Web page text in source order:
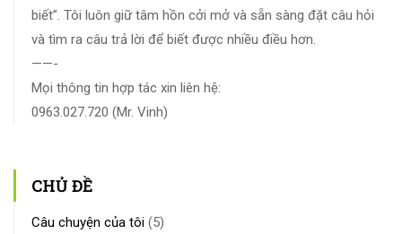
biết”. Tôi luôn giữ tâm hồn cởi mở và sẵn sàng đặt câu hỏi
và tìm ra câu trả lời để biết được nhiều điều hơn.
——-
Mọi thông tin hợp tác xin liên hệ:
0963.027.720 (Mr. Vinh)
CHỦ ĐỀ
Câu chuyện của tôi (5)